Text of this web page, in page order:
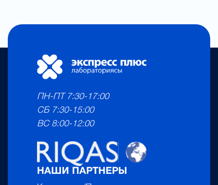
ПН-ПТ 7:30-17:00
СБ 7:30-15:00
ВС 8:00-12:00
НАШИ ПАРТНЕРЫ